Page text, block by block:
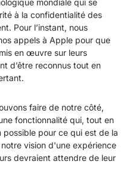
mondiale qui se
à la confidentialité des
Pour l’instant, nous
appels à Apple pour que
en œuvre sur leurs
d’être reconnus tout en
faire de notre côté,
fonctionnalité qui, tout en
possible pour ce qui est de la
vision d'une expérience
devraient attendre de leur